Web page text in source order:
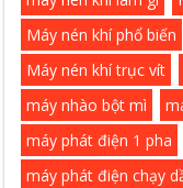
Máy nén khí phổ biến
Máy nén khí trục vít
máy nhào bột mì
máy phát điện 1 pha
máy phát điện chạy